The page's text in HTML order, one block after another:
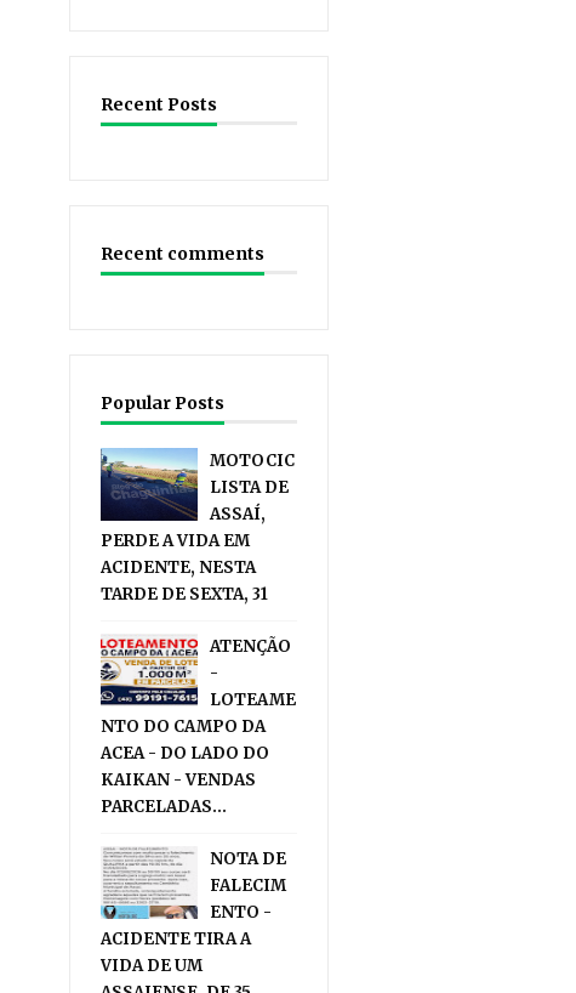
Recent Posts
Recent comments
Popular Posts
MOTOCIC
LISTA DE
ASSAÍ,
PERDE A VIDA EM
ACIDENTE, NESTA
TARDE DE SEXTA, 31
ATENÇÃO
-
LOTEAME
NTO DO CAMPO DA
ACEA - DO LADO DO
KAIKAN - VENDAS
PARCELADAS...
NOTA DE
FALECIM
ENTO -
ACIDENTE TIRA A
VIDA DE UM